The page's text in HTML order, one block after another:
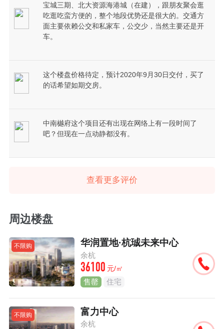
宝城三期、北大资源海港城（在建），跟朋友聚会逛
吃逛吃蛮方便的，整个地段优势还是很大的。交通方
面主要依赖公交和私家车，公交少，当然主要还是开
车。
这个楼盘价格待定，预计2020年9月30日交付，买了
的话希望如期交房。
中南樾府这个项目还有出现在网络上有一段时间了
吧？但现在一点动静都没有。
查看更多评价
周边楼盘
不限购 华润置地·杭珹未来中心
余杭
36100 元/㎡
售罄 住宅
不限购 富力中心
余杭